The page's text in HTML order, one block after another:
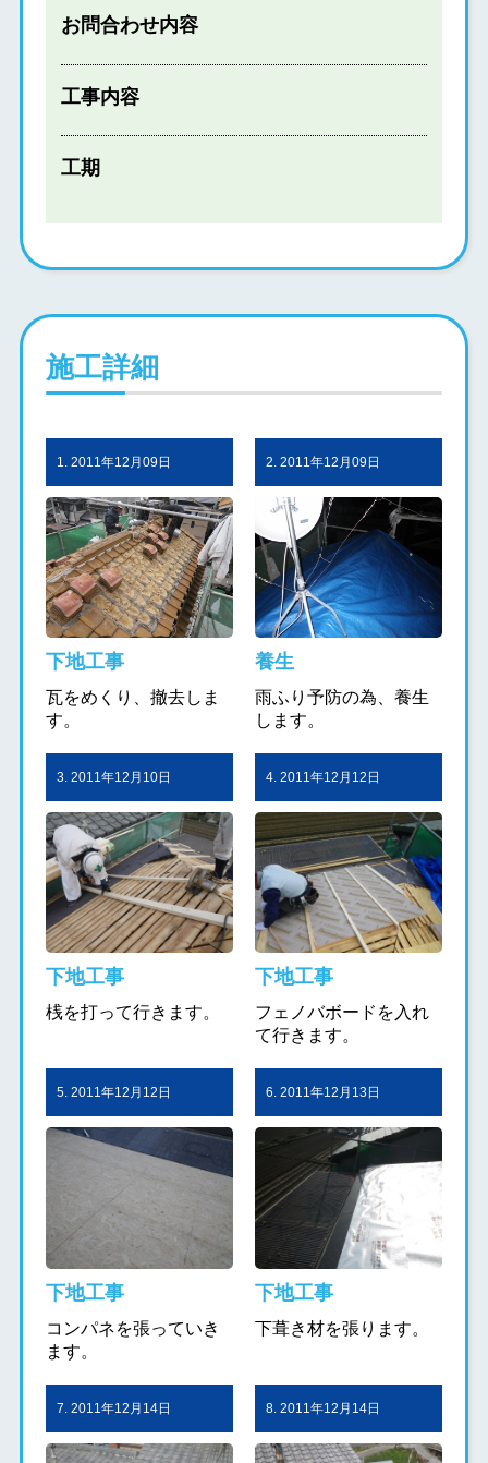
お問合わせ内容
工事内容
工期
施工詳細
1. 2011年12月09日
下地工事
瓦をめくり、撤去しま
す。
2. 2011年12月09日
養生
雨ふり予防の為、養生
します。
3. 2011年12月10日
下地工事
桟を打って行きます。
4. 2011年12月12日
下地工事
フェノバボードを入れ
て行きます。
5. 2011年12月12日
下地工事
コンパネを張っていき
ます。
6. 2011年12月13日
下地工事
下葺き材を張ります。
7. 2011年12月14日 8. 2011年12月14日